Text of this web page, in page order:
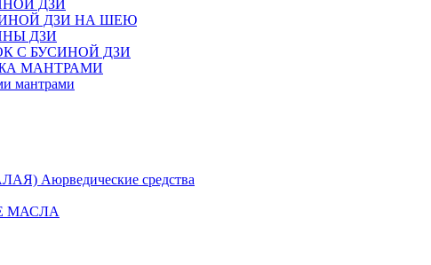
ДЗИ
ДЗИ НА ШЕЮ
ДЗИ
С БУСИНОЙ ДЗИ
МАНТРАМИ
мантрами
Аюрведические средства
МАСЛА